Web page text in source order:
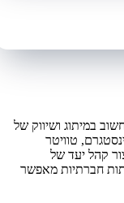
במיתוג ושיווק של
טוויטר
קהל יעד של
חברתיות מאפשר